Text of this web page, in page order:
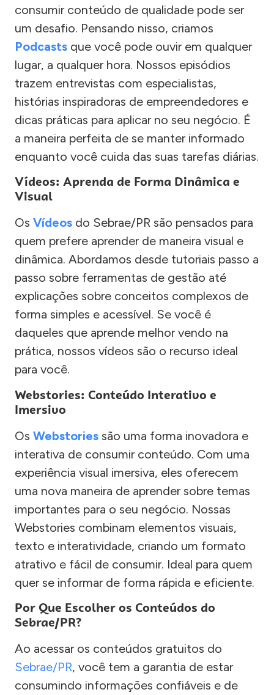
consumir conteúdo de qualidade pode ser
um desafio. Pensando nisso, criamos
Podcasts que você pode ouvir em qualquer
lugar, a qualquer hora. Nossos episódios
trazem entrevistas com especialistas,
histórias inspiradoras de empreendedores e
dicas práticas para aplicar no seu negócio. É
a maneira perfeita de se manter informado
enquanto você cuida das suas tarefas diárias.
Vídeos: Aprenda de Forma Dinâmica e
Visual
Os Vídeos do Sebrae/PR são pensados para
quem prefere aprender de maneira visual e
dinâmica. Abordamos desde tutoriais passo a
passo sobre ferramentas de gestão até
explicações sobre conceitos complexos de
forma simples e acessível. Se você é
daqueles que aprende melhor vendo na
prática, nossos vídeos são o recurso ideal
para você.
Webstories: Conteúdo Interativo e
Imersivo
Os Webstories são uma forma inovadora e
interativa de consumir conteúdo. Com uma
experiência visual imersiva, eles oferecem
uma nova maneira de aprender sobre temas
importantes para o seu negócio. Nossas
Webstories combinam elementos visuais,
texto e interatividade, criando um formato
atrativo e fácil de consumir. Ideal para quem
quer se informar de forma rápida e eficiente.
Por Que Escolher os Conteúdos do
Sebrae/PR?
Ao acessar os conteúdos gratuitos do
Sebrae/PR, você tem a garantia de estar
consumindo informações confiáveis e de